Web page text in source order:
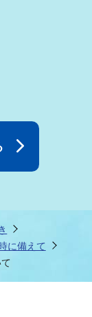
に備えて